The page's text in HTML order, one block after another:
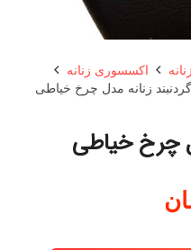
زنانه
اکسسوری زنانه
گردنبند زنانه مدل چرخ خیاطی
چرخ خیاطی